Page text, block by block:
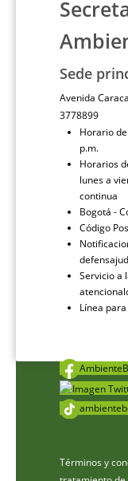
Sede
Avenida
3778899
Horario
p.m.
Horarios
lunes a
continua
Bogotá -
Código
Servicio a
Línea
Términos y